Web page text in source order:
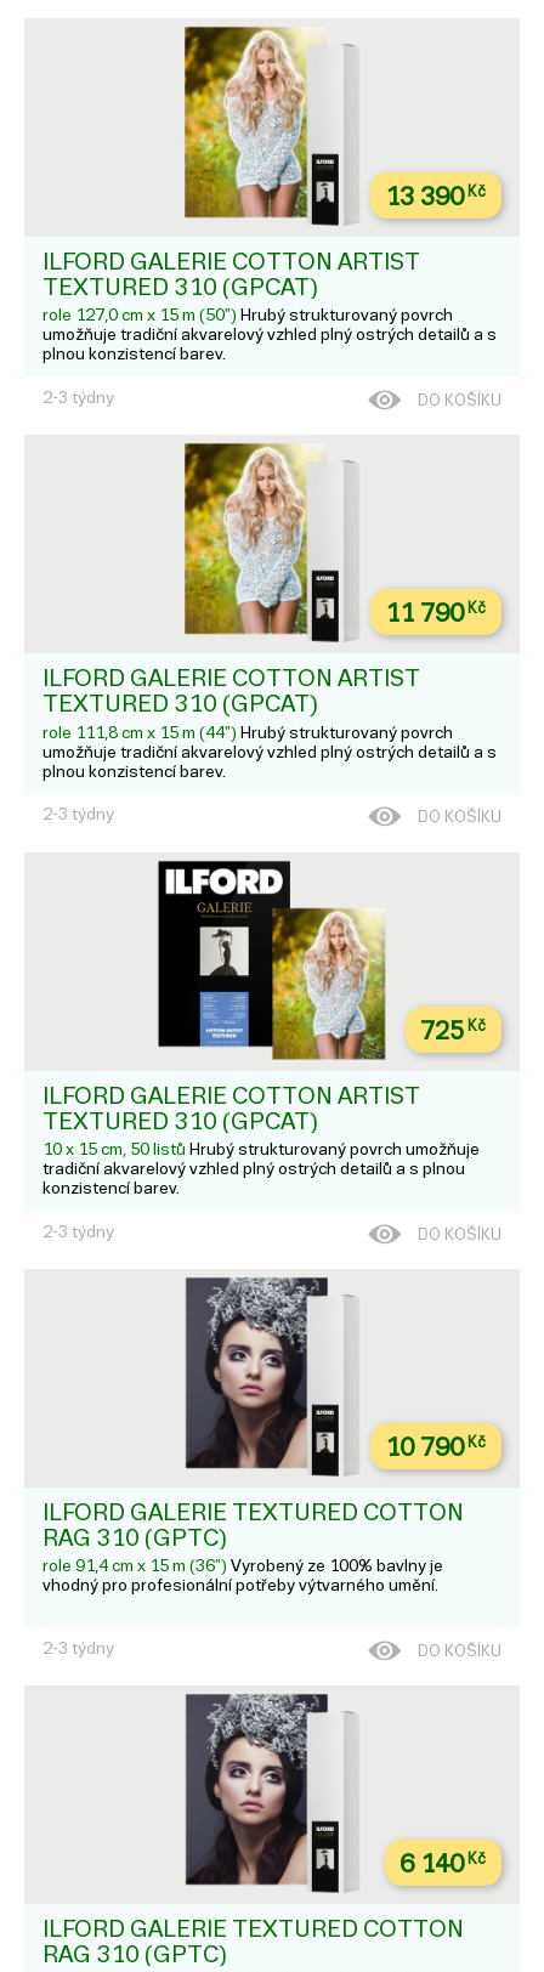
13 390Kč
ILFORD GALERIE COTTON ARTIST
TEXTURED 310 (GPCAT)
role 127,0 cm x 15 m (50") Hrubý strukturovaný povrch
umožňuje tradiční akvarelový vzhled plný ostrých detailů a s
plnou konzistencí barev.
2-3 týdny DO KOŠÍKU
11 790Kč
ILFORD GALERIE COTTON ARTIST
TEXTURED 310 (GPCAT)
role 111,8 cm x 15 m (44") Hrubý strukturovaný povrch
umožňuje tradiční akvarelový vzhled plný ostrých detailů a s
plnou konzistencí barev.
2-3 týdny DO KOŠÍKU
725 Kč
ILFORD GALERIE COTTON ARTIST
TEXTURED 310 (GPCAT)
10 x 15 cm, 50 listů Hrubý strukturovaný povrch umožňuje
tradiční akvarelový vzhled plný ostrých detailů a s plnou
konzistencí barev.
2-3 týdny DO KOŠÍKU
10 790Kč
ILFORD GALERIE TEXTURED COTTON
RAG 310 (GPTC)
role 91,4 cm x 15 m (36") Vyrobený ze 100% bavlny je
vhodný pro profesionální potřeby výtvarného umění.
2-3 týdny DO KOŠÍKU
6 140Kč
ILFORD GALERIE TEXTURED COTTON
RAG 310 (GPTC)